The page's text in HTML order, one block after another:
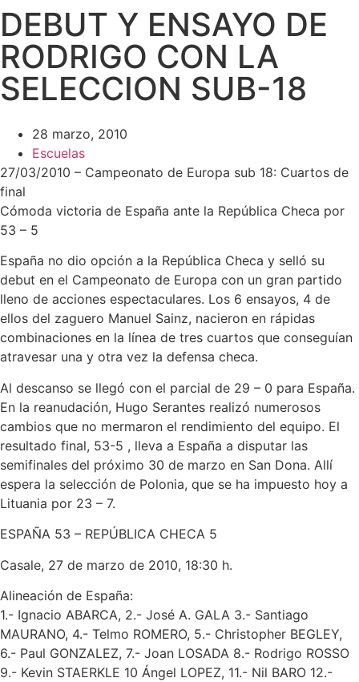
DEBUT Y ENSAYO DE
RODRIGO CON LA
SELECCION SUB-18
28 marzo, 2010
Escuelas
27/03/2010 – Campeonato de Europa sub 18: Cuartos de
final
Cómoda victoria de España ante la República Checa por
53 – 5
España no dio opción a la República Checa y selló su
debut en el Campeonato de Europa con un gran partido
lleno de acciones espectaculares. Los 6 ensayos, 4 de
ellos del zaguero Manuel Sainz, nacieron en rápidas
combinaciones en la línea de tres cuartos que conseguían
atravesar una y otra vez la defensa checa.
Al descanso se llegó con el parcial de 29 – 0 para España.
En la reanudación, Hugo Serantes realizó numerosos
cambios que no mermaron el rendimiento del equipo. El
resultado final, 53-5 , lleva a España a disputar las
semifinales del próximo 30 de marzo en San Dona. Allí
espera la selección de Polonia, que se ha impuesto hoy a
Lituania por 23 – 7.
ESPAÑA 53 – REPÚBLICA CHECA 5
Casale, 27 de marzo de 2010, 18:30 h.
Alineación de España:
1.- Ignacio ABARCA, 2.- José A. GALA 3.- Santiago
MAURANO, 4.- Telmo ROMERO, 5.- Christopher BEGLEY,
6.- Paul GONZALEZ, 7.- Joan LOSADA 8.- Rodrigo ROSSO
9.- Kevin STAERKLE 10 Ángel LOPEZ, 11.- Nil BARO 12.-